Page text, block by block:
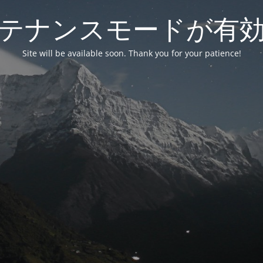
ナンスモードが有
Site will be available soon. Thank you for your patience!